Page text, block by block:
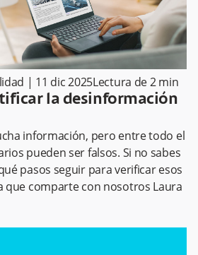
| 11 dic 2025Lectura de2min
la desinformación
información, pero entre todo el
pueden ser falsos. Si no sabes
pasos seguir para verificar esos
que comparte con nosotros Laura